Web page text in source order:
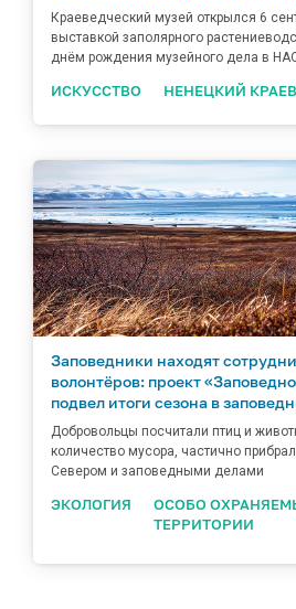
Краеведческий музей открылся 6
выставкой заполярного
днём рождения музейного дела в
ИСКУССТВО НЕНЕЦКИЙ
Заповедники находят
волонтёров: проект
подвел итоги сезона в
Добровольцы посчитали птиц и
количество мусора, частично
Севером и заповедными делами
ЭКОЛОГИЯ
ОСОБО
ТЕРРИТОРИИ